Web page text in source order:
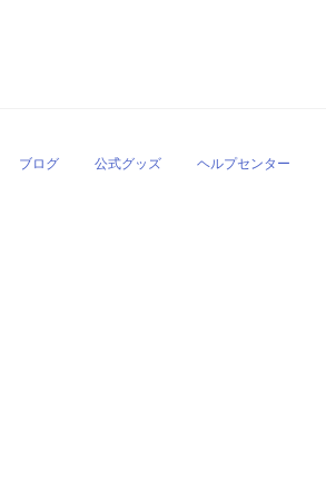
ブログ 公式グッズ ヘルプセンター